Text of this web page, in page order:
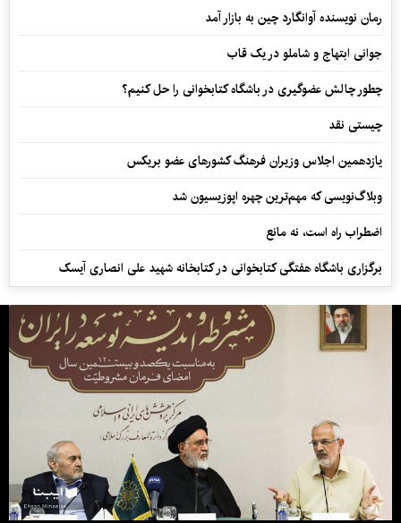
رمان نویسنده آوانگارد چین به بازار آمد
جوانی ابتهاج و شاملو در یک قاب
چطور چالش عضوگیری در باشگاه کتابخوانی را حل کنیم؟
چیستی نقد
یازدهمین اجلاس وزیران فرهنگ کشورهای عضو بریکس
وبلاگ‌نویسی که مهم‌ترین چهره اپوزیسیون شد
اضطراب راه است، نه مانع
برگزاری باشگاه هفتگی کتابخوانی در کتابخانه شهید علی انصاری آیسک